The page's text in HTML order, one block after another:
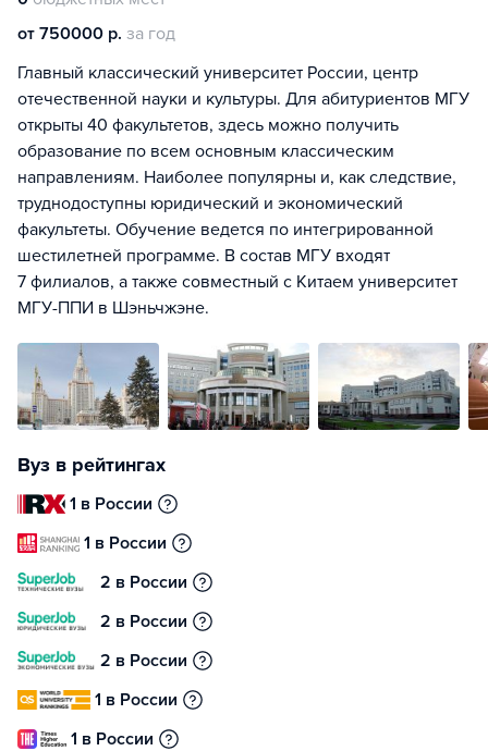
от 750000 р. за год
Главный классический университет России, центр
отечественной науки и культуры. Для абитуриентов МГУ
открыты 40 факультетов, здесь можно получить
образование по всем основным классическим
направлениям. Наиболее популярны и, как следствие,
труднодоступны юридический и экономический
факультеты. Обучение ведется по интегрированной
шестилетней программе. В состав МГУ входят
7 филиалов, а также совместный с Китаем университет
МГУ-ППИ в Шэньчжэне.
Вуз в рейтингах
1 в России
1 в России
2 в России
2 в России
2 в России
1 в России
1 в России